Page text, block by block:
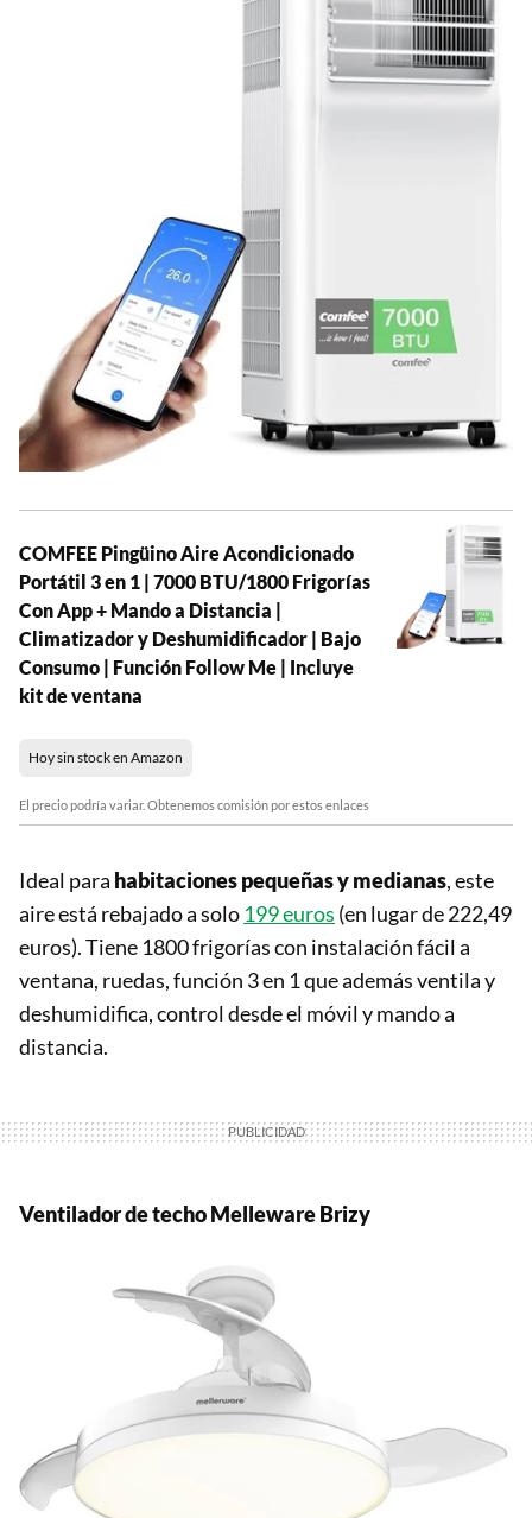
COMFEE Pingüino Aire Acondicionado
Portátil 3 en 1 | 7000 BTU/1800 Frigorías
Con App + Mando a Distancia |
Climatizador y Deshumidificador | Bajo
Consumo | Función Follow Me | Incluye
kit de ventana
Hoy sin stock en Amazon
El precio podría variar. Obtenemos comisión por estos enlaces
Ideal para habitaciones pequeñas y medianas, este
aire está rebajado a solo 199 euros (en lugar de 222,49
euros). Tiene 1800 frigorías con instalación fácil a
ventana, ruedas, función 3 en 1 que además ventila y
deshumidifica, control desde el móvil y mando a
distancia.
Ventilador de techo MellewareBrizy